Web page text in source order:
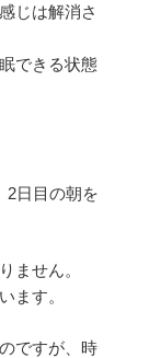
じは解消さ
できる状態
2日目の朝を
ません。
ます。
ですが、時